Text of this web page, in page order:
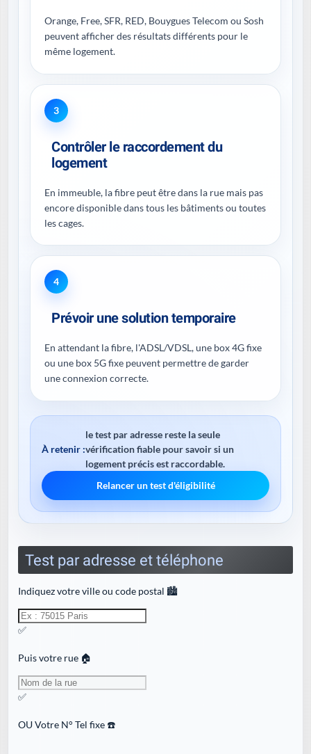
Orange, Free, SFR, RED, Bouygues Telecom ou Sosh
peuvent afficher des résultats différents pour le
même logement.
3
Contrôler le raccordement du
logement
En immeuble, la fibre peut être dans la rue mais pas
encore disponible dans tous les bâtiments ou toutes
les cages.
4
Prévoir une solution temporaire
En attendant la fibre, l'ADSL/VDSL, une box 4G fixe
ou une box 5G fixe peuvent permettre de garder
une connexion correcte.
À retenir :
le test par adresse reste la seule
vérification fiable pour savoir si un
logement précis est raccordable.
Relancer un test d'éligibilité
Test par adresse et téléphone
Indiquez votre ville ou code postal 🏙️
✅
Puis votre rue 🏠
✅
OUVotre N° Tel fixe ☎️